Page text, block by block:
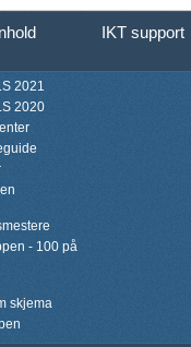
IKT support
2021
2020
- 100 på
skjema